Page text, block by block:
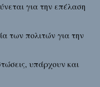
για την επέλαση
των πολιτών για την
υπάρχουν και